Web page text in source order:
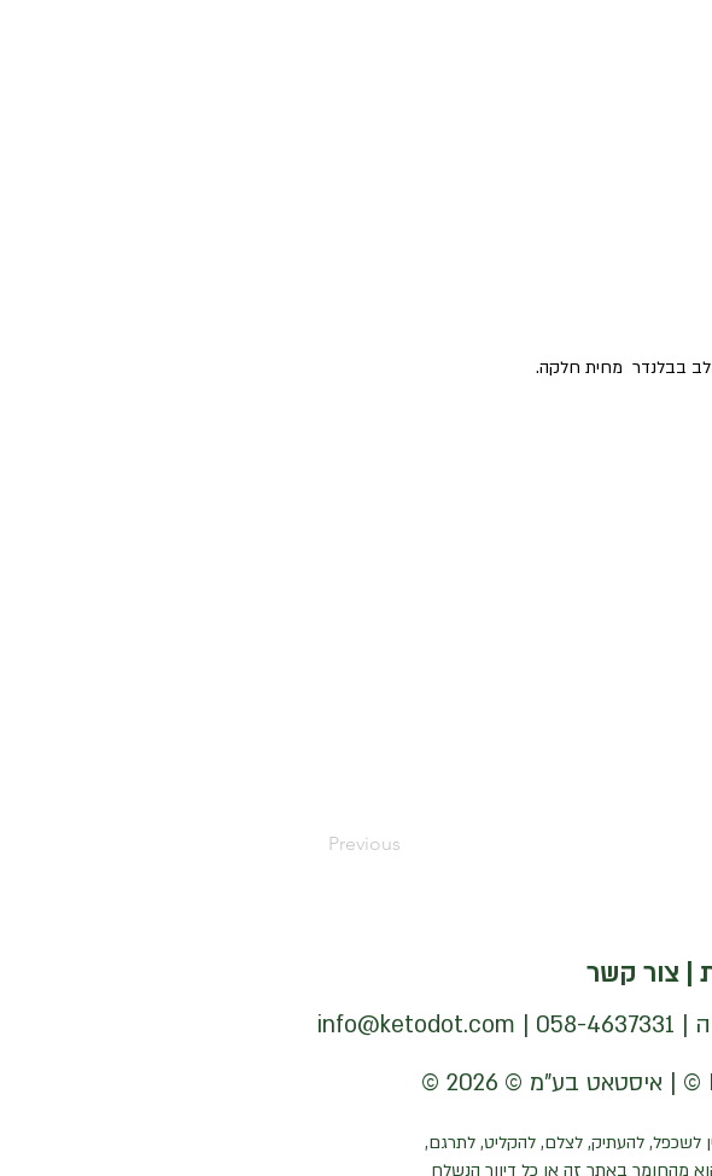
בבלנדר  מחית חלקה.
Previous
|צור קשר
info@ketodot.com
לשכפל, להעתיק, לצלם, להקליט, לתרגם,
מהחומר באתר זה או כל דיוור הנשלח